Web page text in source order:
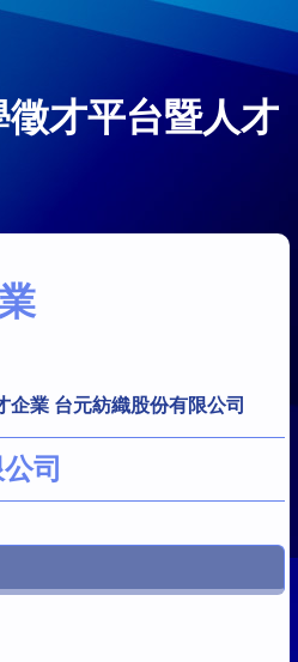
才平台暨人才
企業 台元紡織股份有限公司
司